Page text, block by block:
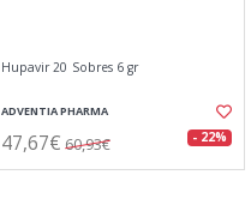
Hupavir 20 Sobres 6 gr
ADVENTIA PHARMA
47,67€ 60,93€ - 22%